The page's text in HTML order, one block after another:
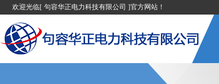
欢迎光临[ 句容华正电力科技有限公司 ]官方网站！